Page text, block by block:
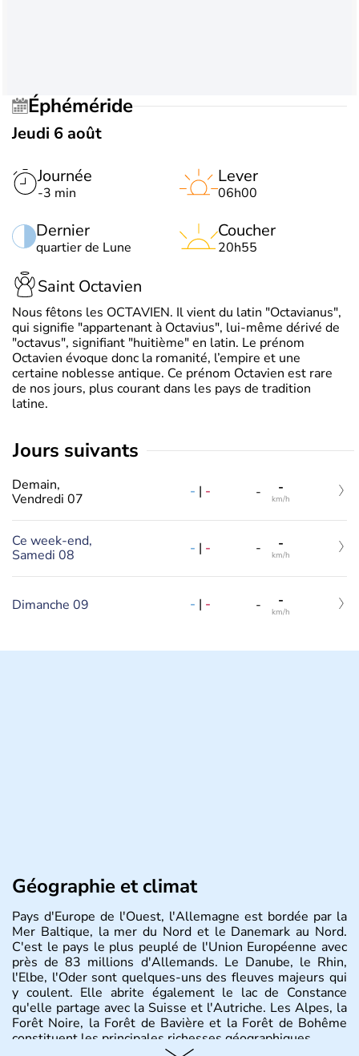
Éphéméride
Jeudi 6 août
Journée
-3 min
Dernier
quartier de Lune
Lever
06h00
Coucher
20h55
Saint Octavien
Nous fêtons les OCTAVIEN. Il vient du latin "Octavianus",
qui signifie "appartenant à Octavius", lui-même dérivé de
"octavus", signifiant "huitième" en latin. Le prénom
Octavien évoque donc la romanité, l’empire et une
certaine noblesse antique. Ce prénom Octavien est rare
de nos jours, plus courant dans les pays de tradition
latine.
jours suivants
Demain,
Vendredi 07
- | - - -
km/h
Ce week-end,
Samedi 08
- | - - -
km/h
Dimanche 09 - | - - -
km/h
Géographie et climat
Pays d'Europe de l'Ouest, l'Allemagne est bordée par la
Mer Baltique, la mer du Nord et le Danemark au Nord.
C'est le pays le plus peuplé de l'Union Européenne avec
près de 83 millions d'Allemands. Le Danube, le Rhin,
l'Elbe, l'Oder sont quelques-uns des fleuves majeurs qui
y coulent. Elle abrite également le lac de Constance
qu'elle partage avec la Suisse et l'Autriche. Les Alpes, la
Forêt Noire, la Forêt de Bavière et la Forêt de Bohême
constituent les principales richesses géographiques.